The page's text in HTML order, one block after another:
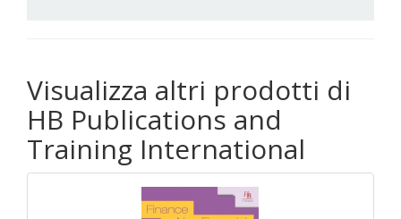
Visualizza altri prodotti di
HB Publications and
Training International